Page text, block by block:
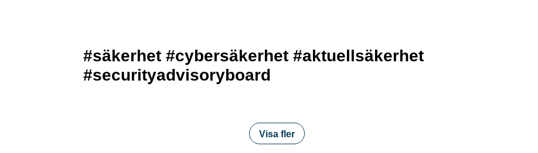
#säkerhet #cybersäkerhet #aktuellsäkerhet
#securityadvisoryboard
Visa fler